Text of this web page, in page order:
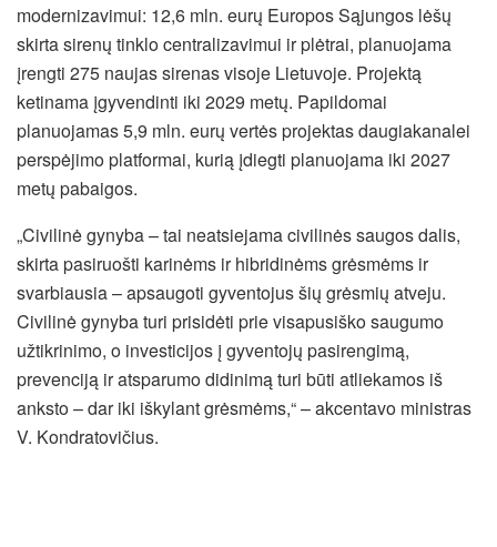
modernizavimui: 12,6 mln. eurų Europos Sąjungos lėšų
skirta sirenų tinklo centralizavimui ir plėtrai, planuojama
įrengti 275 naujas sirenas visoje Lietuvoje. Projektą
ketinama įgyvendinti iki 2029 metų. Papildomai
planuojamas 5,9 mln. eurų vertės projektas daugiakanalei
perspėjimo platformai, kurią įdiegti planuojama iki 2027
metų pabaigos.
„Civilinė gynyba – tai neatsiejama civilinės saugos dalis,
skirta pasiruošti karinėms ir hibridinėms grėsmėms ir
svarbiausia – apsaugoti gyventojus šių grėsmių atveju.
Civilinė gynyba turi prisidėti prie visapusiško saugumo
užtikrinimo, o investicijos į gyventojų pasirengimą,
prevenciją ir atsparumo didinimą turi būti atliekamos iš
anksto – dar iki iškylant grėsmėms,“ – akcentavo ministras
V. Kondratovičius.